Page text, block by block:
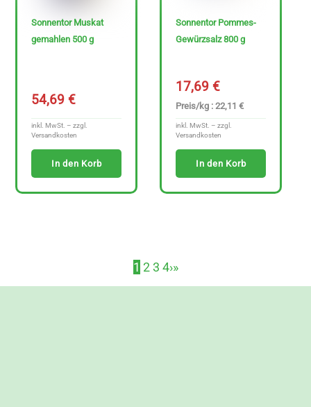
Sonnentor Muskat
gemahlen 500 g
54,69€
inkl. MwSt. – zzgl.
Versandkosten
In den Korb
Sonnentor Pommes-
Gewürzsalz 800 g
17,69€
Preis/kg : 22,11 €
inkl. MwSt. – zzgl.
Versandkosten
In den Korb
1 2 3 4›»